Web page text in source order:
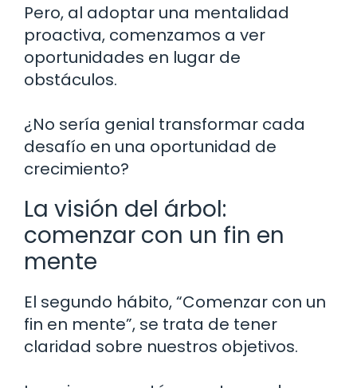
Pero, al adoptar una mentalidad
proactiva, comenzamos a ver
oportunidades en lugar de
obstáculos.
¿No sería genial transformar cada
desafío en una oportunidad de
crecimiento?
La visión del árbol:
comenzar con un fin en
mente
El segundo hábito, “Comenzar con un
fin en mente”, se trata de tener
claridad sobre nuestros objetivos.